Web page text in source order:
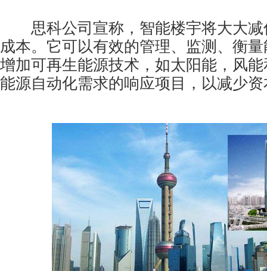
思科公司宣称，智能楼宇将大大减
成本。它可以有效的管理、监测、衡
增加可再生能源技术，如太阳能，风
能源自动化需求的响应项目，以减少